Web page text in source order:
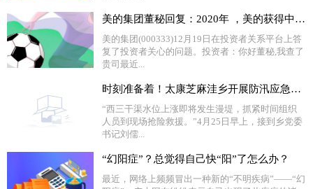
美的集团董秘回复：2020年 ，美的获得中国发明专利 2,890件，海外授权专利 570件 快播报
美的集团(000333)12月19日在投资者关系平台上答
复了投资者关心的问题。投资者：你好董秘,我查了
贵司最近...
时刻准备着！太康芝麻洼乡开展防汛应急演练
“西三干渠水位上涨即将发生漫堤，抓紧时间组织
人员到现场抢险救援。”4月25日早上，接到乡党委
书记刘儒...
“幻阳症”？总觉得自己快“阳”了怎么办？
最近，网络上频频冒出一种新的“不明疾病”——“幻